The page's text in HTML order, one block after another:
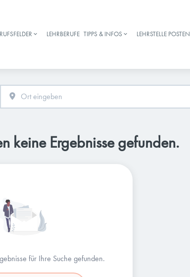
Haupt-Navigation
LEHRBERUFE TIPPS & INFOS LEHRSTELLE POSTEN
keine Ergebnisse gefunden.
für Ihre Suche gefunden.